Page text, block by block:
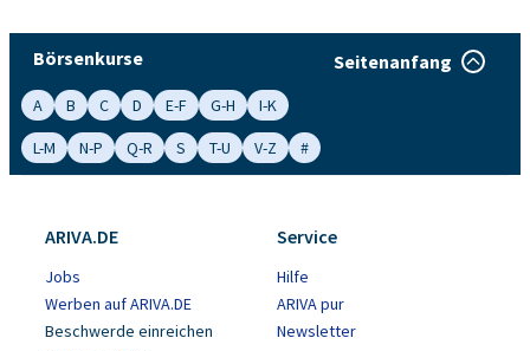
Börsenkurse Seitenanfang
A B C D E-F G-H
I-K
L-M
N-P Q-R S T-U V-Z #
ARIVA.DE
Jobs
Werben auf ARIVA.DE
Beschwerde einreichen
Service
Hilfe
ARIVA pur
Newsletter